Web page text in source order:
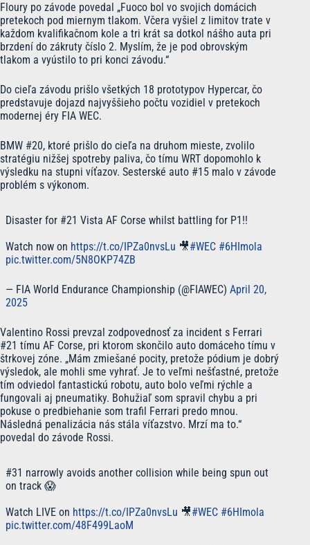
Floury po závode povedal „Fuoco bol vo svojich domácich
pretekoch pod miernym tlakom. Včera vyšiel z limitov trate v
každom kvalifikačnom kole a tri krát sa dotkol nášho auta pri
brzdení do zákruty číslo 2. Myslím, že je pod obrovským
tlakom a vyústilo to pri konci závodu.“
Do cieľa závodu prišlo všetkých 18 prototypov Hypercar, čo
predstavuje dojazd najvyššieho počtu vozidiel v pretekoch
modernej éry FIA WEC.
BMW #20, ktoré prišlo do cieľa na druhom mieste, zvolilo
stratégiu nižšej spotreby paliva, čo tímu WRT dopomohlo k
výsledku na stupni víťazov. Sesterské auto #15 malo v závode
problém s výkonom.
Disaster for #21 Vista AF Corse whilst battling for P1!!
Watch now on https://t.co/IPZa0nvsLu 🎥#WEC #6HImola
pic.twitter.com/5N8OKP74ZB
— FIA World Endurance Championship (@FIAWEC) April 20,
2025
Valentino Rossi prevzal zodpovednosť za incident s Ferrari
#21 tímu AF Corse, pri ktorom skončilo auto domáceho tímu v
štrkovej zóne. „Mám zmiešané pocity, pretože pódium je dobrý
výsledok, ale mohli sme vyhrať. Je to veľmi nešťastné, pretože
tím odviedol fantastickú robotu, auto bolo veľmi rýchle a
fungovali aj pneumatiky. Bohužiaľ som spravil chybu a pri
pokuse o predbiehanie som trafil Ferrari predo mnou.
Následná penalizácia nás stála víťazstvo. Mrzí ma to.“
povedal do závode Rossi.
#31 narrowly avoids another collision while being spun out
on track 😱
Watch LIVE on https://t.co/IPZa0nvsLu 🎥#WEC #6HImola
pic.twitter.com/48F499LaoM